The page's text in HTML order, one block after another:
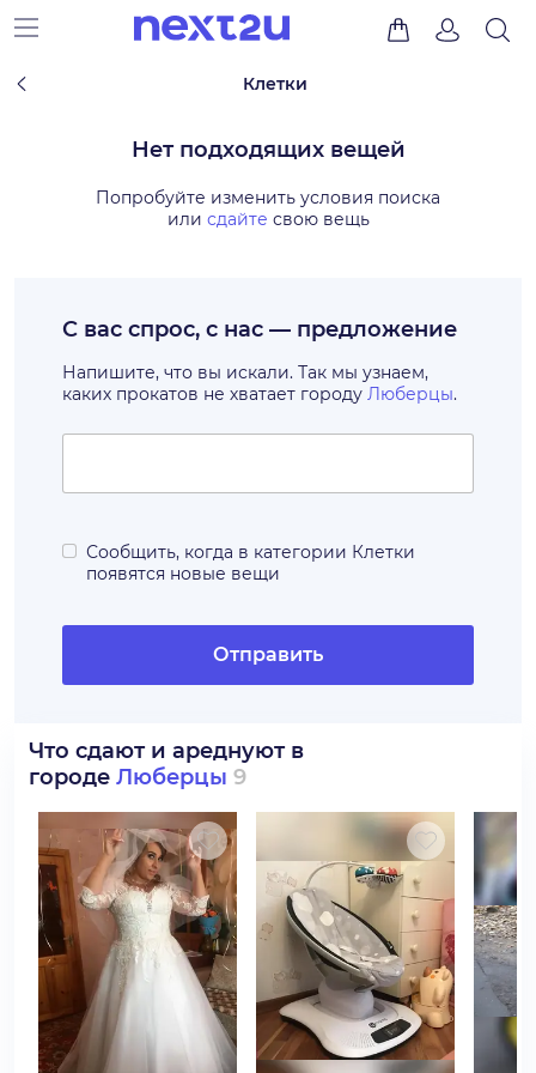
Клетки
Нет подходящих вещей
Попробуйте изменить условия поиска
или сдайте свою вещь
С вас спрос, с нас — предложение
Напишите, что вы искали. Так мы узнаем,
каких прокатов не хватает городу Люберцы.
Сообщить, когда в категории Клетки
появятся новые вещи
Отправить
Что сдают и ареднуют в
городе Люберцы 9